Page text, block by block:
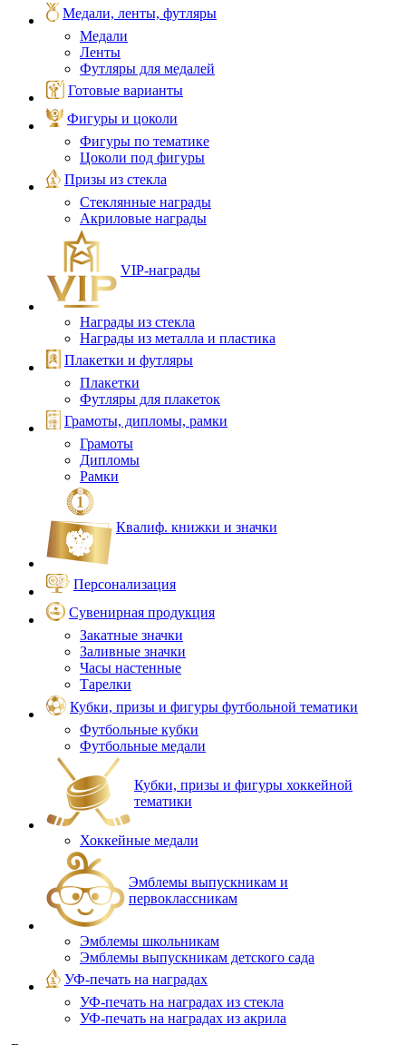
Медали, ленты, футляры
Медали
Ленты
Футляры для медалей
Готовые варианты
Фигуры и цоколи
Фигуры по тематике
Цоколи под фигуры
Призы из стекла
Стеклянные награды
Акриловые награды
VIP‑награды
Награды из стекла
Награды из металла и пластика
Плакетки и футляры
Плакетки
Футляры для плакеток
Грамоты, дипломы, рамки
Грамоты
Дипломы
Рамки
Квалиф. книжки и значки
Персонализация
Сувенирная продукция
Закатные значки
Заливные значки
Часы настенные
Тарелки
Кубки, призы и фигуры футбольной тематики
Футбольные кубки
Футбольные медали
Кубки, призы и фигуры хоккейной
тематики
Хоккейные медали
Эмблемы выпускникам и
первоклассникам
Эмблемы школьникам
Эмблемы выпускникам детского сада
УФ-печать на наградах
УФ‑печать на наградах из стекла
УФ-печать на наградах из акрила